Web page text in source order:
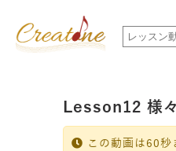
Lesson12 様
この動画は60秒